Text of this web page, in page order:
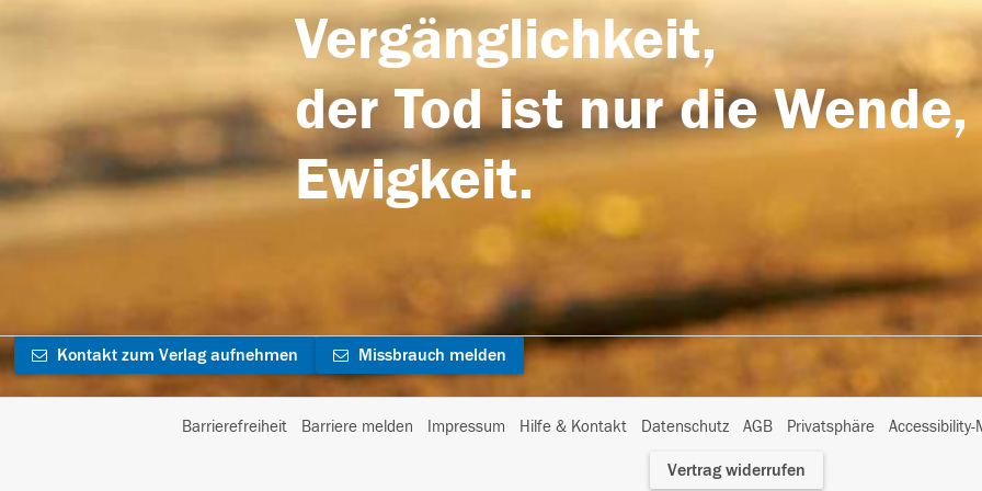
Vergänglichkeit,
der Tod ist nur die
Ewigkeit.
Kontakt zum Verlag aufnehmen Missbrauch melden
Barrierefreiheit Barriere melden Impressum Hilfe & Kontakt Datenschutz AGB Privatsphäre
I
Vertrag widerrufen